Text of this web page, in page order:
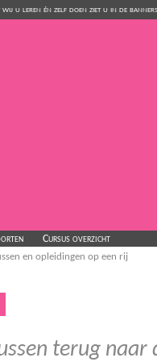
u leren én zelf doen ziet u in de
Cursus overzicht
en opleidingen op een rij
terug naar